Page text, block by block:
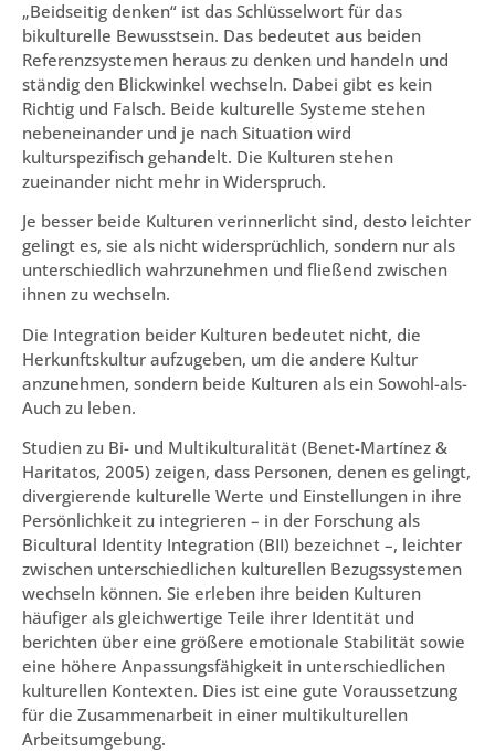
„Beidseitig denken“ ist das Schlüsselwort für das
bikulturelle Bewusstsein. Das bedeutet aus beiden
Referenzsystemen heraus zu denken und handeln und
ständig den Blickwinkel wechseln. Dabei gibt es kein
Richtig und Falsch. Beide kulturelle Systeme stehen
nebeneinander und je nach Situation wird
kulturspezifisch gehandelt. Die Kulturen stehen
zueinander nicht mehr in Widerspruch.
Je besser beide Kulturen verinnerlicht sind, desto leichter
gelingt es, sie als nicht widersprüchlich, sondern nur als
unterschiedlich wahrzunehmen und fließend zwischen
ihnen zu wechseln.
Die Integration beider Kulturen bedeutet nicht, die
Herkunftskultur aufzugeben, um die andere Kultur
anzunehmen, sondern beide Kulturen als ein Sowohl-als-
Auch zu leben.
Studien zu Bi- und Multikulturalität (Benet-Martínez &
Haritatos, 2005) zeigen, dass Personen, denen es gelingt,
divergierende kulturelle Werte und Einstellungen in ihre
Persönlichkeit zu integrieren – in der Forschung als
Bicultural Identity Integration (BII) bezeichnet –, leichter
zwischen unterschiedlichen kulturellen Bezugssystemen
wechseln können. Sie erleben ihre beiden Kulturen
häufiger als gleichwertige Teile ihrer Identität und
berichten über eine größere emotionale Stabilität sowie
eine höhere Anpassungsfähigkeit in unterschiedlichen
kulturellen Kontexten. Dies ist eine gute Voraussetzung
für die Zusammenarbeit in einer multikulturellen
Arbeitsumgebung.